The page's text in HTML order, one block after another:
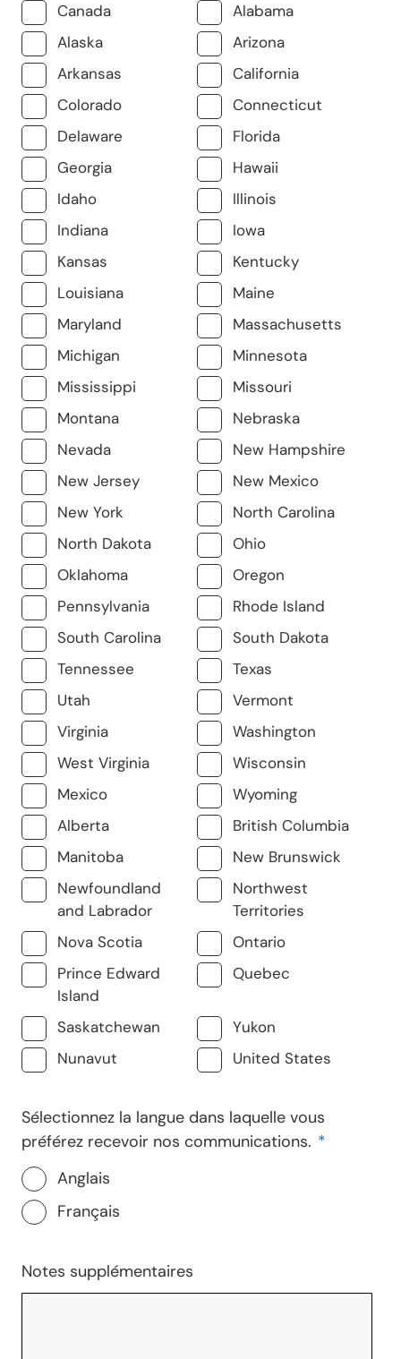
Canada
Alabama
Alaska
Arizona
Arkansas
California
Colorado
Connecticut
Delaware
Florida
Georgia
Hawaii
Idaho
Illinois
Indiana
Iowa
Kansas
Kentucky
Louisiana
Maine
Maryland
Massachusetts
Michigan
Minnesota
Mississippi
Missouri
Montana
Nebraska
Nevada
New Hampshire
New Jersey
New Mexico
New York
North Carolina
North Dakota
Ohio
Oklahoma
Oregon
Pennsylvania
Rhode Island
South Carolina
South Dakota
Tennessee
Texas
Utah
Vermont
Virginia
Washington
West Virginia
Wisconsin
Mexico
Wyoming
Alberta
British Columbia
Manitoba
New Brunswick
Newfoundland
and Labrador
Northwest
Territories
Nova Scotia
Ontario
Prince Edward
Island
Quebec
Saskatchewan
Yukon
Nunavut
United States
Sélectionnez la langue dans laquelle vous
préférez recevoir nos communications. *
Anglais
Français
Notes supplémentaires